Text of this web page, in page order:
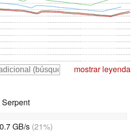
mostrar leyenda
0.7 GB/s(21%)